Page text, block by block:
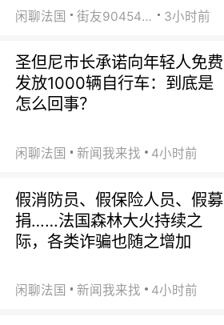
闲聊法国 街友90454511 3小时前
圣但尼市长承诺向年轻人免费
发放1000辆自行车：到底是
怎么回事？
闲聊法国 新闻我来找 4小时前
假消防员、假保险人员、假募
捐……法国森林大火持续之
际，各类诈骗也随之增加
闲聊法国 新闻我来找 4小时前